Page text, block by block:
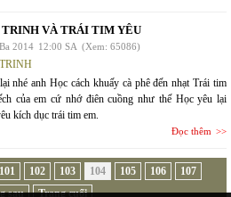
VÀ TRÁI TIM YÊU
2014 12:00 SA (Xem: 65086)
nhé anh Học cách khuấy cà phê đến nhạt Trái tim
của em cứ nhớ điên cuồng như thế Học yêu lại
kích dục trái tim em.
Đọc thêm
101 102 103 104 105 106
107
sau
Trang cuối